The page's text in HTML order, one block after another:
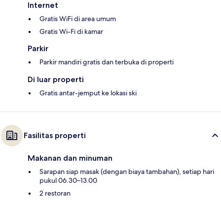
Internet
Gratis WiFi di area umum
Gratis Wi-Fi di kamar
Parkir
Parkir mandiri gratis dan terbuka di properti
Di luar properti
Gratis antar-jemput ke lokasi ski
Fasilitas properti
Makanan dan minuman
Sarapan siap masak (dengan biaya tambahan), setiap hari
pukul 06.30–13.00
2 restoran